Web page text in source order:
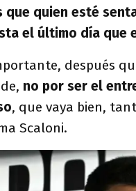
que quien esté
el último día que
después
no por ser el
, que vaya bien,
Scaloni.